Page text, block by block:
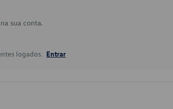
sua conta.
logados. Entrar